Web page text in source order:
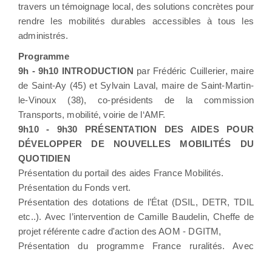
travers un témoignage local, des solutions concrètes pour
rendre les mobilités durables accessibles à tous les
administrés.
Programme
9h - 9h10 INTRODUCTION par Frédéric Cuillerier, maire
de Saint-Ay (45) et Sylvain Laval, maire de Saint-Martin-
le-Vinoux (38), co-présidents de la commission
Transports, mobilité, voirie de l‘AMF.
9h10 - 9h30 PRÉSENTATION DES AIDES POUR
DÉVELOPPER DE NOUVELLES MOBILITÉS DU
QUOTIDIEN
Présentation du portail des aides France Mobilités.
Présentation du Fonds vert.
Présentation des dotations de l’État (DSIL, DETR, TDIL
etc..). Avec l’intervention de Camille Baudelin, Cheffe de
projet référente cadre d'action des AOM - DGITM,
Présentation du programme France ruralités. Avec